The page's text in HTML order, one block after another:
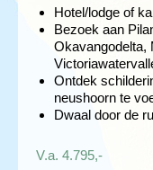
Hotel/lodge of
Bezoek aan
Okavangodelta,
Ontdek
neushoorn te
Dwaal door de
V.a. 4.795,-